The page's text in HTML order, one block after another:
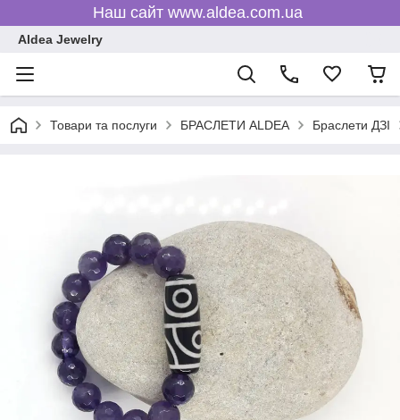
Наш сайт www.aldea.com.ua
Aldea Jewelry
Товари та послуги БРАСЛЕТИ ALDEA Браслети ДЗІ